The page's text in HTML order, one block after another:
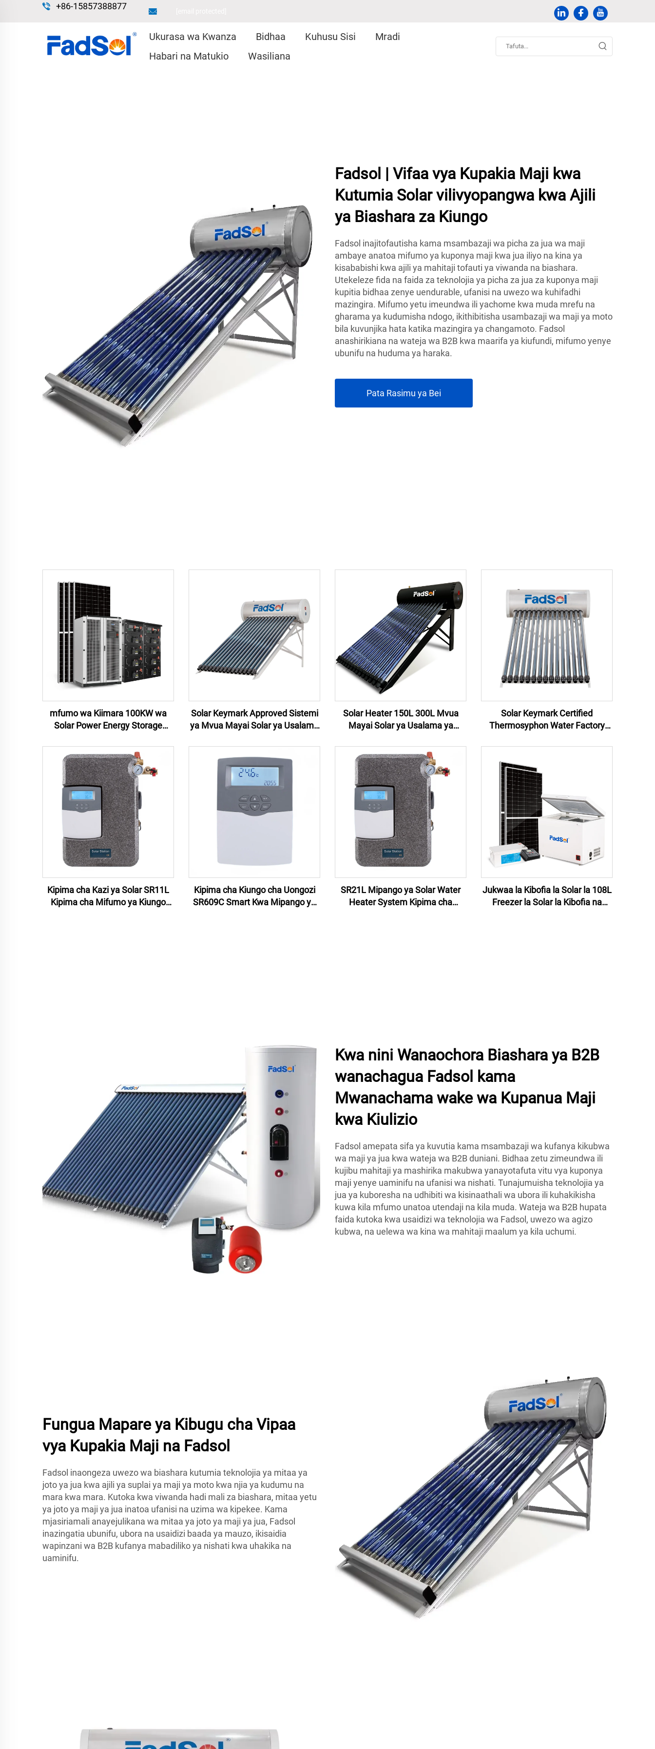
+86-15857388877
Ukurasa wa Kwanza Bidhaa Kuhusu Sisi
Mradi
Habari na Matukio
Wasiliana
Fadsol | Vifaa vya Kupakia Maji kwa
Kutumia Solar vilivyopangwa kwa Ajili
ya Biashara za Kiungo
Fadsol inajitofautisha kama msambazaji wa picha za jua wa maji
ambaye anatoa mifumo ya kuponya maji kwa jua iliyo na kina ya
kisababishi kwa ajili ya mahitaji tofauti ya viwanda na biashara.
Utekeleze fida na faida za teknolojia ya picha za jua za kuponya maji
kupitia bidhaa zenye uendurable, ufanisi na uwezo wa kuhifadhi
mazingira. Mifumo yetu imeundwa ili yachome kwa muda mrefu na
gharama ya kudumisha ndogo, ikithibitisha usambazaji wa maji ya moto
bila kuvunjika hata katika mazingira ya changamoto. Fadsol
anashirikiana na wateja wa B2B kwa maarifa ya kiufundi, mifumo yenye
ubunifu na huduma ya haraka.
Pata Rasimu ya Bei
mfumo wa Kiimara 100KW wa
Solar Power Energy Storage
System kwa Factory Solar Energy
Storage System Kwa Nyumbani
Solar Keymark Approved Sistemi
ya Mvua Mayai Solar ya Usalama
Nyumbani za Upatikanaji Solar
Mvua Mayai Solar
Solar Heater 150L 300L Mvua
Mayai Solar ya Usalama ya
Certificated
Solar Keymark Certified
Thermosyphon Water Factory
Mvua Mayai Solar ya Usalama
Mvua Mayai Solar
Kipima cha Kazi ya Solar SR11L
Kipima cha Mifumo ya Kiungo
Kipima cha Kiungo cha Uongozi
SR609C Smart Kwa Mipango ya
SR21L Mipango ya Solar Water
Heater System Kipima cha
Jukwaa la Kibofia la Solar la 108L
Freezer la Solar la Kibofia na
Kwa nini Wanaochora Biashara ya B2B
wanachagua Fadsol kama
Mwanachama wake wa Kupanua Maji
kwa Kiulizio
Fadsol amepata sifa ya kuvutia kama msambazaji wa kufanya kikubwa
wa maji ya jua kwa wateja wa B2B duniani. Bidhaa zetu zimeundwa ili
kujibu mahitaji ya mashirika makubwa yanayotafuta vitu vya kuponya
maji yenye uaminifu na ufanisi wa nishati. Tunajumuisha teknolojia ya
jua ya kuboresha na udhibiti wa kisinaathali wa ubora ili kuhakikisha
kuwa kila mfumo unatoa utendaji na kila muda. Wateja wa B2B hupata
faida kutoka kwa usaidizi wa teknolojia wa Fadsol, uwezo wa agizo
kubwa, na uelewa wa kina wa mahitaji maalum ya kila uchumi.
Fungua Mapare ya Kibugu cha Vipaa
vya Kupakia Maji na Fadsol
Fadsol inaongeza uwezo wa biashara kutumia teknolojia ya mitaa ya
joto ya jua kwa ajili ya suplai ya maji ya moto kwa njia ya kudumu na
mara kwa mara. Kutoka kwa viwanda hadi mali za biashara, mitaa yetu
ya joto ya maji ya jua inatoa ufanisi na uzima wa kipekee. Kama
mjasiriamali anayejulikana wa mitaa ya joto ya maji ya jua, Fadsol
inazingatia ubunifu, ubora na usaidizi baada ya mauzo, ikisaidia
wapinzani wa B2B kufanya mabadiliko ya nishati kwa uhakika na
uaminifu.